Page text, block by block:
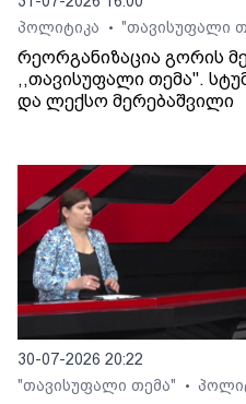
პოლიტიკა
• "თავისუფალი
რეორგანიზაცია გორის
,,თავისუფალი თემა".
და ლექსო მერებაშვილი
30-07-2026 20:22
"თავისუფალი თემა"
•